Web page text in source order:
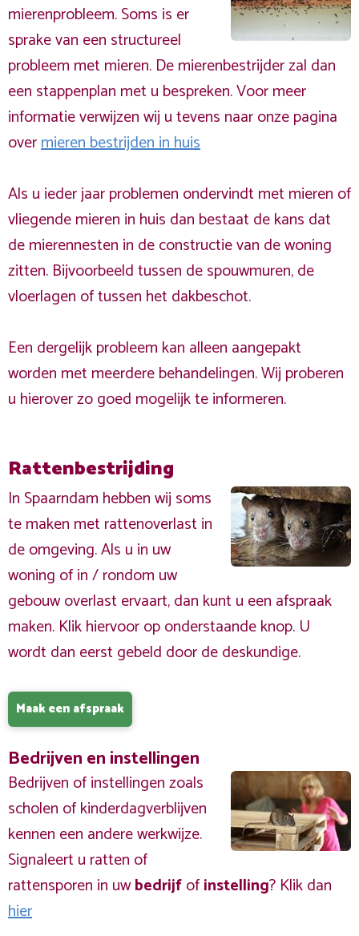
mierenprobleem. Soms is er
sprake van een structureel
probleem met mieren. De mierenbestrijder zal dan
een stappenplan met u bespreken. Voor meer
informatie verwijzen wij u tevens naar onze pagina
overmieren bestrijden in huis
Als u ieder jaar problemen ondervindt met mieren of
vliegende mieren in huis dan bestaat de kans dat
de mierennesten in de constructie van de woning
zitten. Bijvoorbeeld tussen de spouwmuren, de
vloerlagen of tussen het dakbeschot.
Een dergelijk probleem kan alleen aangepakt
worden met meerdere behandelingen. Wij proberen
u hierover zo goed mogelijk te informeren.
Rattenbestrijding
In Spaarndam hebben wij soms
te maken met rattenoverlast in
de omgeving. Als u in uw
woning of in / rondom uw
gebouw overlast ervaart, dan kunt u een afspraak
maken. Klik hiervoor op onderstaande knop. U
wordt dan eerst gebeld door de deskundige.
Maak een afspraak
Bedrijven en instellingen
Bedrijven of instellingen zoals
scholen of kinderdagverblijven
kennen een andere werkwijze.
Signaleert u ratten of
rattensporen in uwbedrijfofinstelling? Klik dan
hier